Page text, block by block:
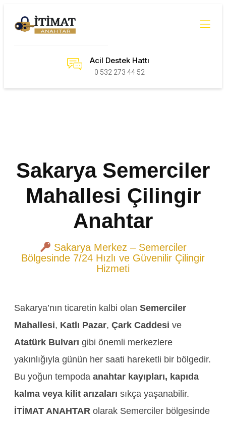
Acil Destek Hattı
0 532 273 44 52
Sakarya Semerciler
Mahallesi Çilingir
Anahtar
Sakarya Merkez – Semerciler
Bölgesinde 7/24 Hızlı ve Güvenilir Çilingir
Hizmeti
Sakarya’nın ticaretin kalbi olan Semerciler
Mahallesi, Katlı Pazar, Çark Caddesi ve
Atatürk Bulvarı gibi önemli merkezlere
yakınlığıyla günün her saati hareketli bir bölgedir.
Bu yoğun tempoda anahtar kayıpları, kapıda
kalma veya kilit arızaları sıkça yaşanabilir.
İTİMAT ANAHTAR olarak Semerciler bölgesinde